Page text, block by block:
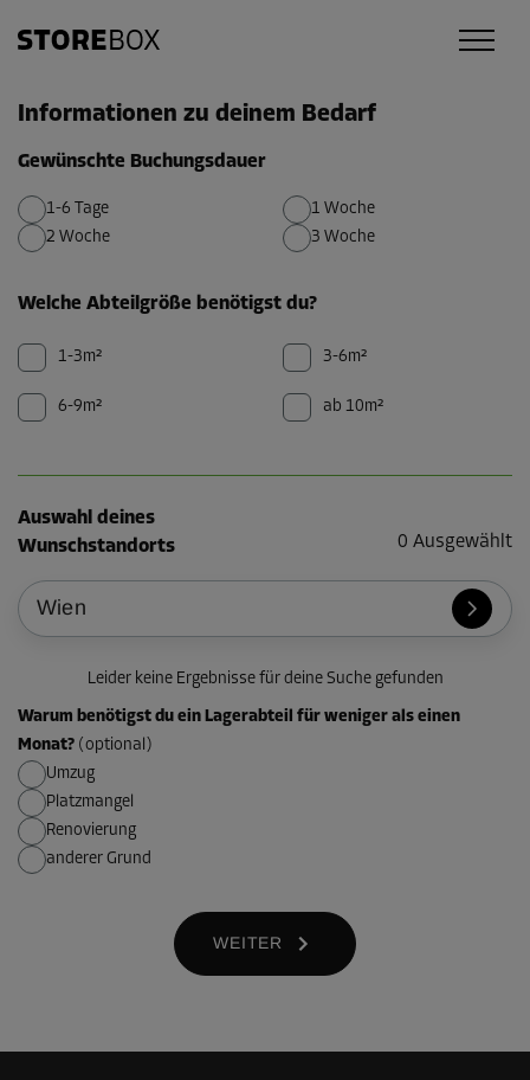
Informationen zu deinem Bedarf
Gewünschte Buchungsdauer
1-6 Tage
1 Woche
2 Woche
3 Woche
Welche Abteilgröße benötigst du?
1-3m² 3-6m²
6-9m² ab 10m²
Auswahl deines
Wunschstandorts
0 Ausgewählt
Leider keine Ergebnisse für deine Suche gefunden
Warum benötigst du ein Lagerabteil für weniger als einen
Monat? ( optional )
Umzug
Platzmangel
Renovierung
anderer Grund
WEITER